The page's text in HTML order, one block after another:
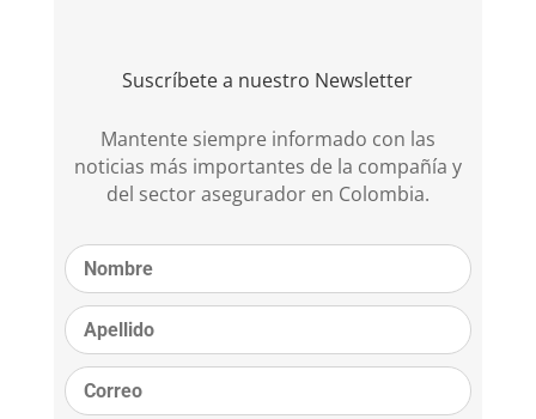
Suscríbete a nuestro Newsletter
Mantente siempre informado con las
noticias más importantes de la compañía y
del sector asegurador en Colombia.